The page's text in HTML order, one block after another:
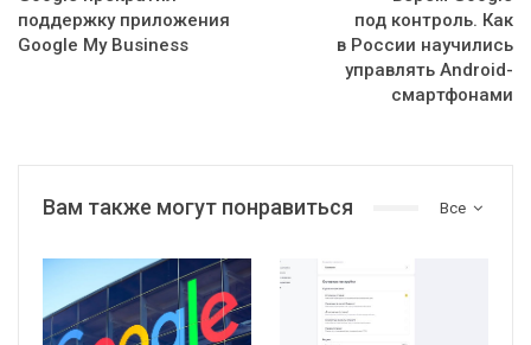
поддержку приложения
Google My Business
под контроль. Как
в России научились
управлять Android-
смартфонами
Все
Вам также могут понравиться